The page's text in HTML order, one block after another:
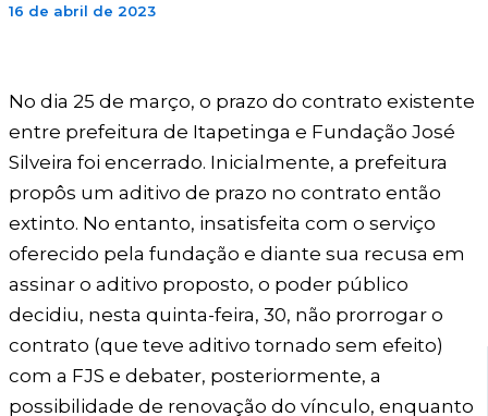
16 de abril de 2023
No dia 25 de março, o prazo do contrato existente
entre prefeitura de Itapetinga e Fundação José
Silveira foi encerrado. Inicialmente, a prefeitura
propôs um aditivo de prazo no contrato então
extinto. No entanto, insatisfeita com o serviço
oferecido pela fundação e diante sua recusa em
assinar o aditivo proposto, o poder público
decidiu, nesta quinta-feira, 30, não prorrogar o
contrato (que teve aditivo tornado sem efeito)
com a FJS e debater, posteriormente, a
possibilidade de renovação do vínculo, enquanto